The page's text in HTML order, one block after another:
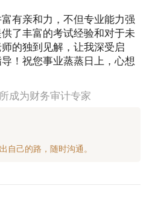
有亲和力，不但专业能力强
了丰富的考试经验和对于未
的独到见解，让我深受启
！祝您事业蒸蒸日上，心想
成为财务审计专家